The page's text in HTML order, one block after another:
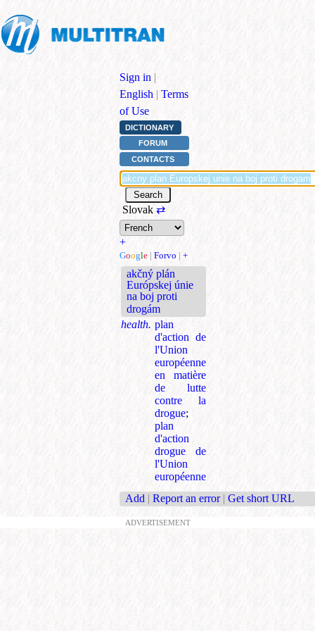
Sign in |
English | Terms
of Use
DICTIONARY
FORUM
CONTACTS
Slovak ⇄
+
Google | Forvo | +
akčný plán
Európskej únie
na boj proti
drogám
health. plan
d'action de
l'Union
européenne
en matière
de lutte
contre la
drogue;
plan
d'action
drogue de
l'Union
européenne
Add | Report an error | Get short URL
ADVERTISEMENT